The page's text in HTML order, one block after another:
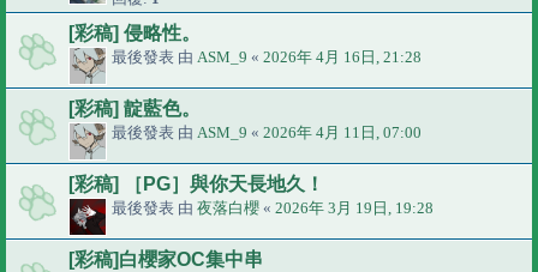
[彩稿] 侵略性。
最後發表 由 ASM_9 « 2026年 4月 16日, 21:28
[彩稿] 靛藍色。
最後發表 由 ASM_9 « 2026年 4月 11日, 07:00
[彩稿] ［PG］與你天長地久！
最後發表 由 夜落白櫻 « 2026年 3月 19日, 19:28
[彩稿]白櫻家OC集中串